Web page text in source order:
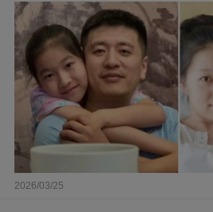
2026/03/25